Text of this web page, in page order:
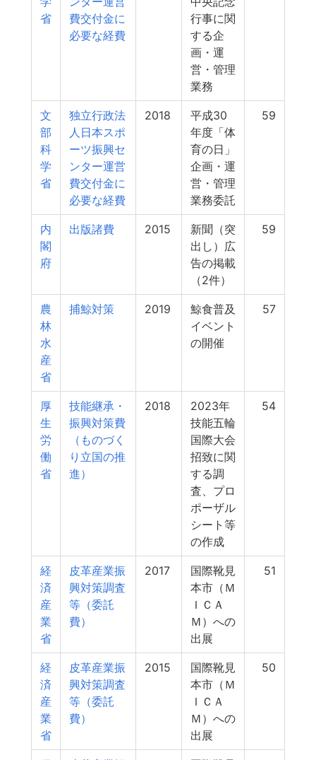
省
費交付金に
必要な経費
行事に関
する企
画・運
営・管理
業務
文
部
科
学
省
独立行政法
人日本スポ
ーツ振興セ
ンター運営
費交付金に
必要な経費
2018
平成30
年度「体
育の日」
企画・運
営・管理
業務委託
59
内
閣
府
出版諸費 2015
新聞（突
出し）広
告の掲載
（2件）
59
農
林
水
産
省
捕鯨対策 2019
鯨食普及
イベント
の開催
57
厚
生
労
働
省
技能継承・
振興対策費
（ものづく
り立国の推
進）
2018
2023年
技能五輪
国際大会
招致に関
する調
査、プロ
ポーザル
シート等
の作成
54
経
済
産
業
省
皮革産業振
興対策調査
等（委託
費）
2017
国際靴見
本市（Ｍ
ＩＣＡ
Ｍ）への
出展
51
経
済
産
業
省
皮革産業振
興対策調査
等（委託
費）
2015
国際靴見
本市（Ｍ
ＩＣＡ
Ｍ）への
出展
50